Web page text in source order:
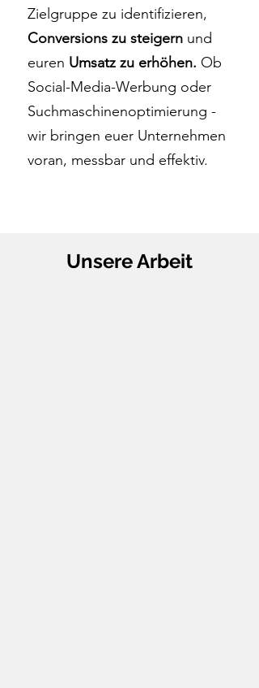
Zielgruppe zu identifizieren,
Conversions zu steigern und
euren Umsatz zu erhöhen. Ob
Social-Media-Werbung oder
Suchmaschinenoptimierung -
wir bringen euer Unternehmen
voran, messbar und effektiv.
Unsere Arbeit